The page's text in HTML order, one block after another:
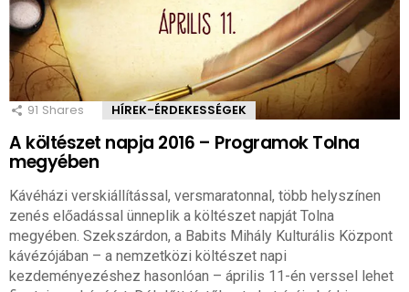
91 Shares HÍREK-ÉRDEKESSÉGEK
A költészet napja 2016 – Programok Tolna
megyében
Kávéházi verskiállítással, versmaratonnal, több helyszínen
zenés előadással ünneplik a költészet napját Tolna
megyében. Szekszárdon, a Babits Mihály Kulturális Központ
kávézójában – a nemzetközi költészet napi
kezdeményezéshez hasonlóan – április 11-én verssel lehet